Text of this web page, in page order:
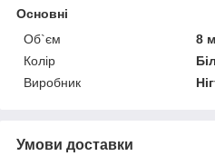
Основні
Об`єм
8
Колір
Виробник
Умови доставки